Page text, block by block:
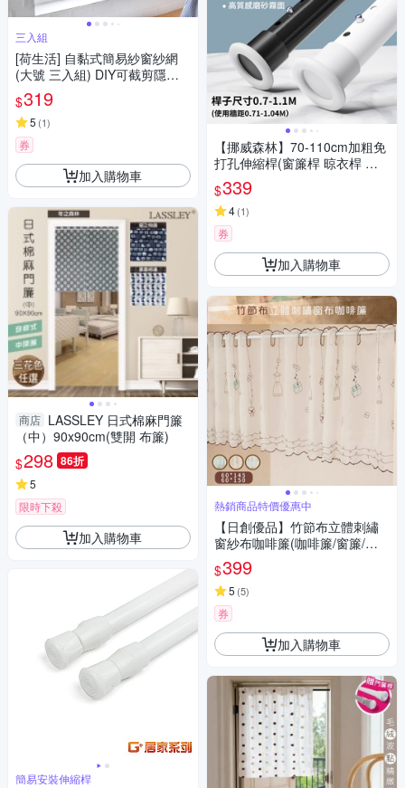
三入組
[荷生活] 自黏式簡易紗窗紗網
(大號 三入組) DIY可截剪隱形
紗窗 附魔術貼
$319
5 (1)
券
加入購物車
商店 LASSLEY 日式棉麻門簾
（中）90x90cm(雙開 布簾)
$298 86折
5
限時下殺
加入購物車
簡易安裝伸縮桿
【挪威森林】70-110cm加粗免
打孔伸縮桿(窗簾桿 晾衣桿 曬
衣桿 浴簾桿 門簾桿 掛衣架)
$339
4(1)
券
加入購物車
熱銷商品特價優惠中
【日創優品】竹節布立體刺繡
窗紗布咖啡簾(咖啡簾/窗簾/短
簾/門簾/裝置窗戶短簾/紗簾)
$399
5 (5)
券
加入購物車